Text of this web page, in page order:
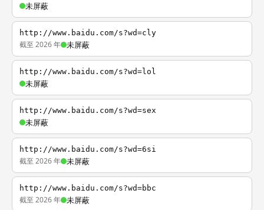
未屏蔽
http://www.baidu.com/s?wd=cly
截至 2026 年 未屏蔽
http://www.baidu.com/s?wd=lol
未屏蔽
http://www.baidu.com/s?wd=sex
未屏蔽
http://www.baidu.com/s?wd=6si
截至 2026 年 未屏蔽
http://www.baidu.com/s?wd=bbc
截至 2026 年 未屏蔽